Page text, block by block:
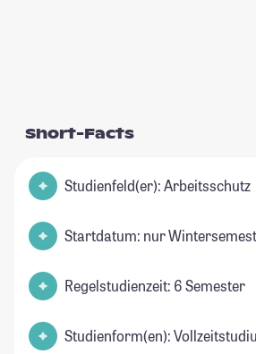
Short-Facts
Studienfeld(er): Arbeitsschutz
Startdatum: nur
Regelstudienzeit: 6 Semester
Studienform(en):